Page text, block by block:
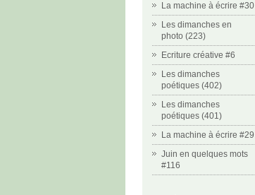
La machine à écrire #30
Les dimanches en
photo (223)
Ecriture créative #6
Les dimanches
poétiques (402)
Les dimanches
poétiques (401)
La machine à écrire #29
Juin en quelques mots
#116